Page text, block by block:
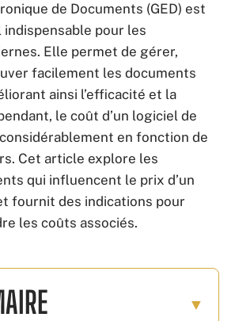
de Documents (GED) est
pour les
Elle permet de gérer,
facilement les documents
ainsi l’efficacité et la
le coût d’un logiciel de
en fonction de
Cet article explore les
qui influencent le prix d’un
fournit des indications pour
les coûts associés.